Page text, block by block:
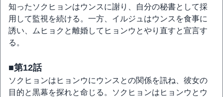
知ったソクヒョンはウンスに謝り、自分の秘書として採
用して監視を続ける。一方、イルジュはウンスを食事に
誘い、ムヒョクと離婚してヒョンウとやり直すと宣言す
る。
■第12話
ソクヒョンはヒョンウにウンスとの関係を訊ね、彼女の
目的と黒幕を探れと命じる。ソクヒョンはヒョンウとウ